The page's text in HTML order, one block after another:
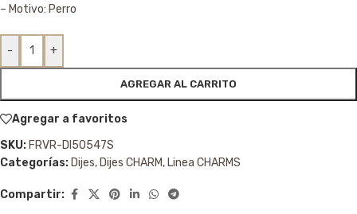
– Motivo: Perro
- +
AGREGAR AL CARRITO
Agregar a favoritos
SKU: FRVR-DI50547S
Categorías: Dijes, Dijes CHARM, Linea CHARMS
Compartir: